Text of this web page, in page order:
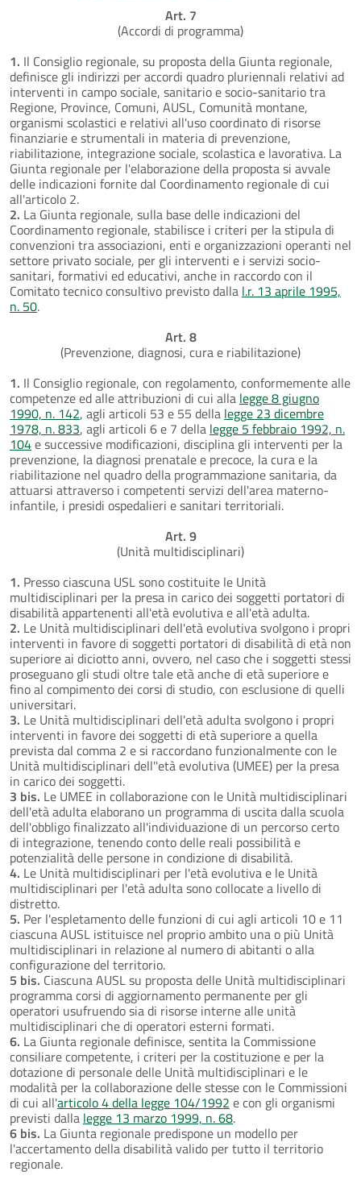
Art. 7
(Accordi di programma)
1. Il Consiglio regionale, su proposta della Giunta regionale,
definisce gli indirizzi per accordi quadro pluriennali relativi ad
interventi in campo sociale, sanitario e socio-sanitario tra
Regione, Province, Comuni, AUSL, Comunità montane,
organismi scolastici e relativi all'uso coordinato di risorse
finanziarie e strumentali in materia di prevenzione,
riabilitazione, integrazione sociale, scolastica e lavorativa. La
Giunta regionale per l'elaborazione della proposta si avvale
delle indicazioni fornite dal Coordinamento regionale di cui
all'articolo 2.
2. La Giunta regionale, sulla base delle indicazioni del
Coordinamento regionale, stabilisce i criteri per la stipula di
convenzioni tra associazioni, enti e organizzazioni operanti nel
settore privato sociale, per gli interventi e i servizi socio-
sanitari, formativi ed educativi, anche in raccordo con il
Comitato tecnico consultivo previsto dalla l.r. 13 aprile 1995,
n. 50.
Art. 8
(Prevenzione, diagnosi, cura e riabilitazione)
1. Il Consiglio regionale, con regolamento, conformemente alle
competenze ed alle attribuzioni di cui alla legge 8 giugno
1990, n. 142, agli articoli 53 e 55 della legge 23 dicembre
1978, n. 833, agli articoli 6 e 7 della legge 5 febbraio 1992, n.
104e successive modificazioni, disciplina gli interventi per la
prevenzione, la diagnosi prenatale e precoce, la cura e la
riabilitazione nel quadro della programmazione sanitaria, da
attuarsi attraverso i competenti servizi dell'area materno-
infantile, i presidi ospedalieri e sanitari territoriali.
Art. 9
(Unità multidisciplinari)
1. Presso ciascuna USL sono costituite le Unità
multidisciplinari per la presa in carico dei soggetti portatori di
disabilità appartenenti all'età evolutiva e all'età adulta.
2. Le Unità multidisciplinari dell'età evolutiva svolgono i propri
interventi in favore di soggetti portatori di disabilità di età non
superiore ai diciotto anni, ovvero, nel caso che i soggetti stessi
proseguano gli studi oltre tale età anche di età superiore e
fino al compimento dei corsi di studio, con esclusione di quelli
universitari.
3. Le Unità multidisciplinari dell'età adulta svolgono i propri
interventi in favore dei soggetti di età superiore a quella
prevista dal comma 2 e si raccordano funzionalmente con le
Unità multidisciplinari dell''età evolutiva (UMEE) per la presa
in carico dei soggetti.
3 bis. Le UMEE in collaborazione con le Unità multidisciplinari
dell'età adulta elaborano un programma di uscita dalla scuola
dell'obbligo finalizzato all'individuazione di un percorso certo
di integrazione, tenendo conto delle reali possibilità e
potenzialità delle persone in condizione di disabilità.
4. Le Unità multidisciplinari per l'età evolutiva e le Unità
multidisciplinari per l'età adulta sono collocate a livello di
distretto.
5. Per l'espletamento delle funzioni di cui agli articoli 10 e 11
ciascuna AUSL istituisce nel proprio ambito una o più Unità
multidisciplinari in relazione al numero di abitanti o alla
configurazione del territorio.
5 bis. Ciascuna AUSL su proposta delle Unità multidisciplinari
programma corsi di aggiornamento permanente per gli
operatori usufruendo sia di risorse interne alle unità
multidisciplinari che di operatori esterni formati.
6. La Giunta regionale definisce, sentita la Commissione
consiliare competente, i criteri per la costituzione e per la
dotazione di personale delle Unità multidisciplinari e le
modalità per la collaborazione delle stesse con le Commissioni
di cui all'articolo 4 della legge 104/1992 e con gli organismi
previsti dalla legge 13 marzo 1999, n. 68.
6 bis. La Giunta regionale predispone un modello per
l'accertamento della disabilità valido per tutto il territorio
regionale.